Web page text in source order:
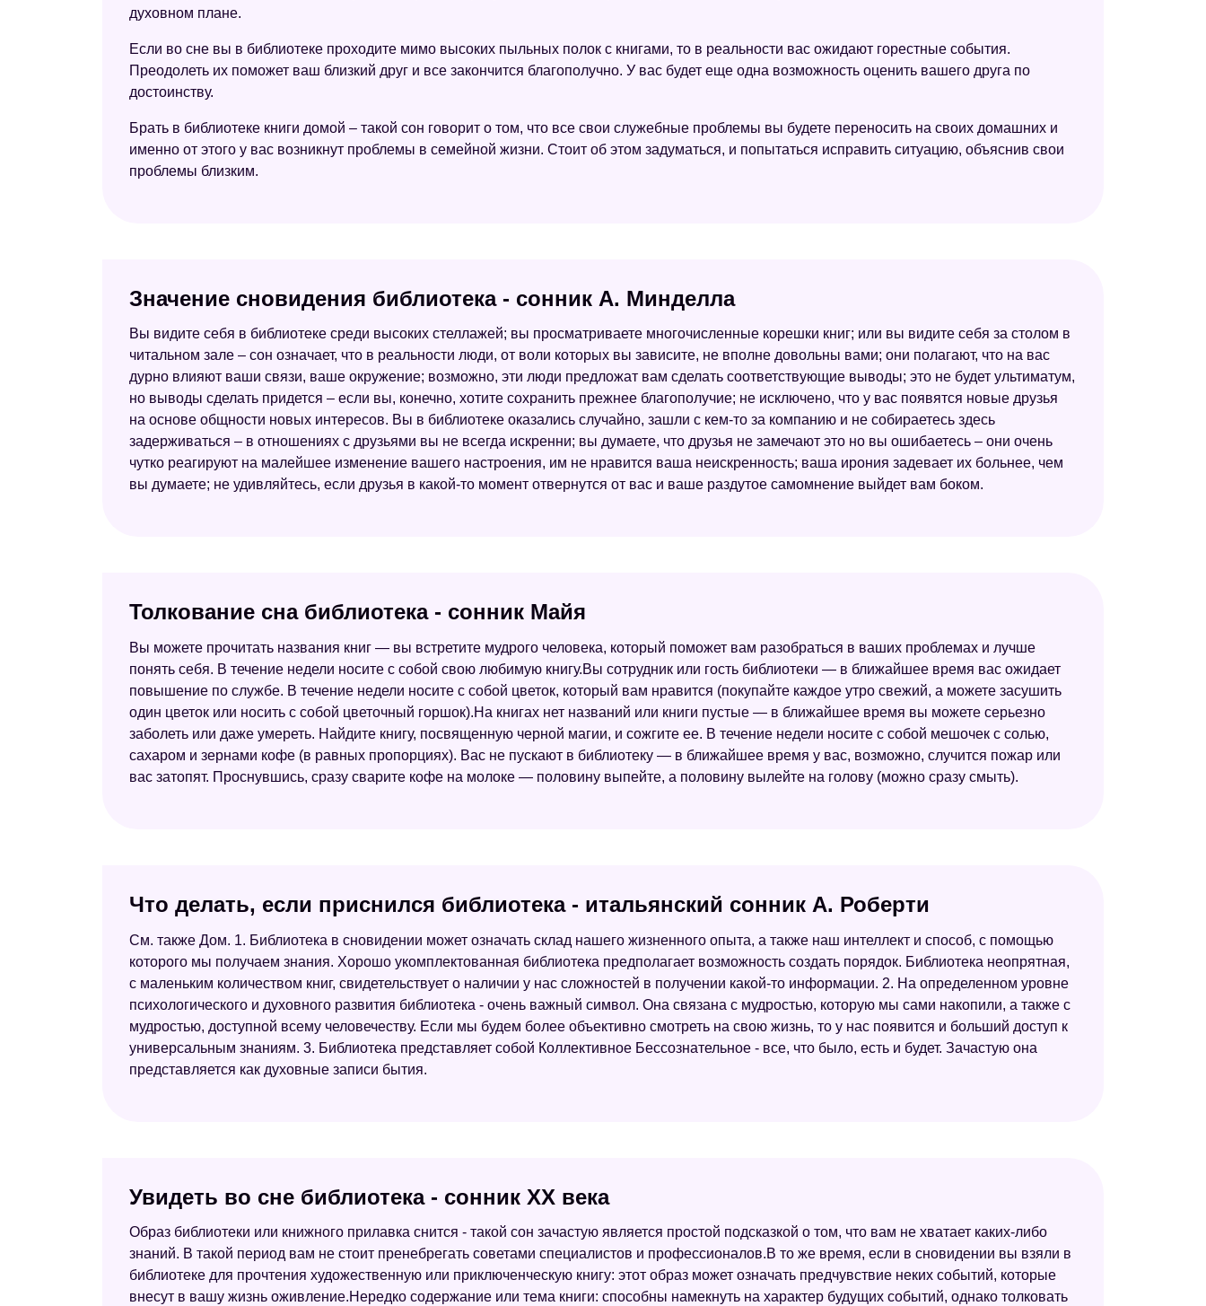
Эзотерический сонник
Сонник Миллера
Сонник для стервы
Сонник толкователь снов
духовном плане.
Если во сне вы в библиотеке проходите мимо высоких пыльных полок с книгами, то в реальности вас ожидают горестные события.
Преодолеть их поможет ваш близкий друг и все закончится благополучно. У вас будет еще одна возможность оценить вашего друга по
достоинству.
Брать в библиотеке книги домой – такой сон говорит о том, что все свои служебные проблемы вы будете переносить на своих домашних и
именно от этого у вас возникнут проблемы в семейной жизни. Стоит об этом задуматься, и попытаться исправить ситуацию, объяснив свои
проблемы близким.
Значение сновидения библиотека - сонник А. Минделла
Вы видите себя в библиотеке среди высоких стеллажей; вы просматриваете многочисленные корешки книг; или вы видите себя за столом в
читальном зале – сон означает, что в реальности люди, от воли которых вы зависите, не вполне довольны вами; они полагают, что на вас
дурно влияют ваши связи, ваше окружение; возможно, эти люди предложат вам сделать соответствующие выводы; это не будет ультиматум,
но выводы сделать придется – если вы, конечно, хотите сохранить прежнее благополучие; не исключено, что у вас появятся новые друзья
на основе общности новых интересов. Вы в библиотеке оказались случайно, зашли с кем-то за компанию и не собираетесь здесь
задерживаться – в отношениях с друзьями вы не всегда искренни; вы думаете, что друзья не замечают это но вы ошибаетесь – они очень
чутко реагируют на малейшее изменение вашего настроения, им не нравится ваша неискренность; ваша ирония задевает их больнее, чем
вы думаете; не удивляйтесь, если друзья в какой-то момент отвернутся от вас и ваше раздутое самомнение выйдет вам боком.
Толкование сна библиотека - сонник Майя
Вы можете прочитать названия книг — вы встретите мудрого человека, который поможет вам разобраться в ваших проблемах и лучше
понять себя. В течение недели носите с собой свою любимую книгу.Вы сотрудник или гость библиотеки — в ближайшее время вас ожидает
повышение по службе. В течение недели носите с собой цветок, который вам нравится (покупайте каждое утро свежий, а можете засушить
один цветок или носить с собой цветочный горшок).На книгах нет названий или книги пустые — в ближайшее время вы можете серьезно
заболеть или даже умереть. Найдите книгу, посвященную черной магии, и сожгите ее. В течение недели носите с собой мешочек с солью,
сахаром и зернами кофе (в равных пропорциях). Вас не пускают в библиотеку — в ближайшее время у вас, возможно, случится пожар или
вас затопят. Проснувшись, сразу сварите кофе на молоке — половину выпейте, а половину вылейте на голову (можно сразу смыть).
Что делать, если приснился библиотека - итальянский сонник А. Роберти
См. также Дом. 1. Библиотека в сновидении может означать склад нашего жизненного опыта, а также наш интеллект и способ, с помощью
которого мы получаем знания. Хорошо укомплектованная библиотека предполагает возможность создать порядок. Библиотека неопрятная,
с маленьким количеством книг, свидетельствует о наличии у нас сложностей в получении какой-то информации. 2. На определенном уровне
психологического и духовного развития библиотека - очень важный символ. Она связана с мудростью, которую мы сами накопили, а также с
мудростью, доступной всему человечеству. Если мы будем более объективно смотреть на свою жизнь, то у нас появится и больший доступ к
универсальным знаниям. 3. Библиотека представляет собой Коллективное Бессознательное - все, что было, есть и будет. Зачастую она
представляется как духовные записи бытия.
Увидеть во сне библиотека - сонник ХХ века
Образ библиотеки или книжного прилавка снится - такой сон зачастую является простой подсказкой о том, что вам не хватает каких-либо
знаний. В такой период вам не стоит пренебрегать советами специалистов и профессионалов.В то же время, если в сновидении вы взяли в
библиотеке для прочтения художественную или приключенческую книгу: этот образ может означать предчувствие неких событий, которые
внесут в вашу жизнь оживление.Нередко содержание или тема книги: способны намекнуть на характер будущих событий, однако толковать